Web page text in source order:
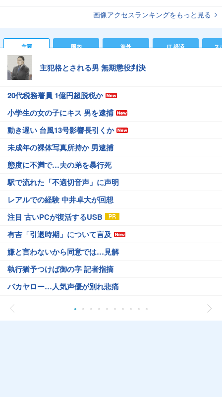
画像アクセスランキングをもっと見る
主要 国内 海外 IT 経済 ス
主犯格とされる男 無期懲役判決
20代税務署員 1億円超脱税か
小学生の女の子にキス 男を逮捕
動き遅い 台風13号影響長引くか
未成年の裸体写真所持か 男逮捕
態度に不満で…夫の弟を暴行死
駅で流れた「不適切音声」に声明
レアルでの経験 中井卓大が回想
注目 古いPCが復活するUSB
有吉「引退時期」について言及
嫌と言わないから同意では…見解
執行猶予つけば御の字 記者指摘
バカヤロー…人気声優が別れ悲痛